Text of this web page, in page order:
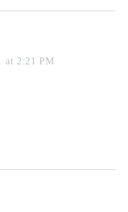
at 2:21 PM